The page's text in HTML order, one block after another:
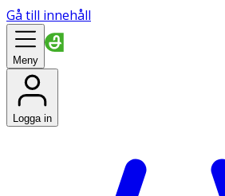
Gå till innehåll
Meny
Logga in